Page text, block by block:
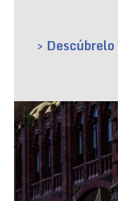
> Descúbrelo